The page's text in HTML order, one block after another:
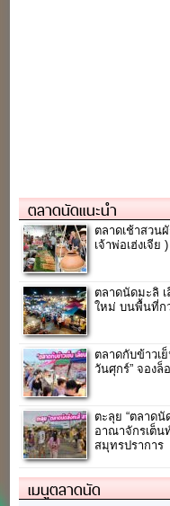
ตลาดนัดแนะนำ
ตลาดเช้าสวน
เจ้าพ่อเฮ่งเจีย )
ตลาดนัดมะลิ
ใหม่ บนพื้นที่ก
ตลาดกับข้าวเ
วันศุกร์” จอง
ตะลุย “ตลาดนั
อาณาจักรเต็
สมุทรปราการ
เมนูตลาดนัด